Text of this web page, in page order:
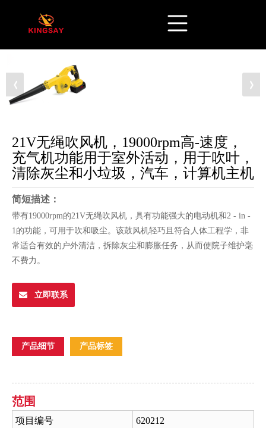
21V无绳吹风机，19000rpm高-速度，
充气机功能用于室外活动，用于吹叶，
清除灰尘和小垃圾，汽车，计算机主机
简短描述：
带有19000rpm的21V无绳吹风机，具有功能强大的电动机和2 - in -
1的功能，可用于吹和吸尘。该鼓风机轻巧且符合人体工程学，非
常适合有效的户外清洁，拆除灰尘和膨胀任务，从而使院子维护毫
不费力。
立即联系
产品细节 产品标签
范围
项目编号 620212